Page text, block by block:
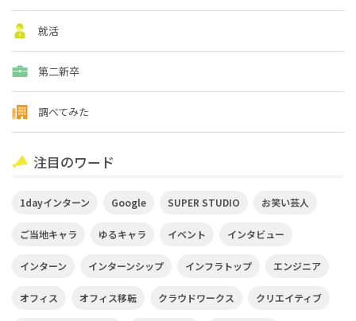
就活
第二新卒
調べてみた
注目のワード
1dayインターン Google SUPER STUDIO お笑い芸人
ご当地キャラ ゆるキャラ イベント インタビュー
インターン インターンシップ インフラトップ エンジニア
オフィス オフィス移転 クラウドワークス クリエイティブ